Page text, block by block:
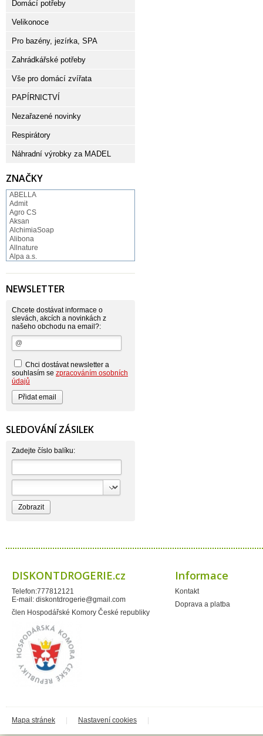
Domácí potřeby
Velikonoce
Pro bazény, jezírka, SPA
Zahrádkářské potřeby
Vše pro domácí zvířata
PAPÍRNICTVÍ
Nezařazené novinky
Respirátory
Náhradní výrobky za MADEL
ZNAČKY
ABELLA
Admit
Agro CS
Aksan
AlchimiaSoap
Alibona
Allnature
Alpa a.s.
Alufix
Astonish
Atlantic
AutoMax Group
Axcentive
BaL
Bateria
Beauty Lille
Beiersdorf - Nivea
Bella
Benkor
BERGEN S. R. L.
Bettina Barty
Bio-repel
Bioclean
Biolit
BIOM s.r.o.
Bioprospect
Bispol
Blue Stratos
BlueSun
Bolton
BumusCare GmBh
Certex
Chante Clair
Chopa
ChupaChups
Claro
Cleanzy s.r.o.
Cleary Group Italy
Clovin Germany
Codaa
Colgate - Palmolive
Coty
Coyote
Dalli
Dalli - Werkge Germany
NEWSLETTER
Chcete dostávat informace o
slevách, akcích a novinkách z
našeho obchodu na email?:
Chci dostávat newsletter a
souhlasím se zpracováním osobních
údajů
SLEDOVÁNÍ ZÁSILEK
Zadejte číslo balíku:
DISKONTDROGERIE.cz
Telefon:777812121
E-mail: diskontdrogerie@gmail.com
člen Hospodářské Komory České republiky
Informace
Kontakt
Doprava a platba
Mapa stránek Nastavení cookies